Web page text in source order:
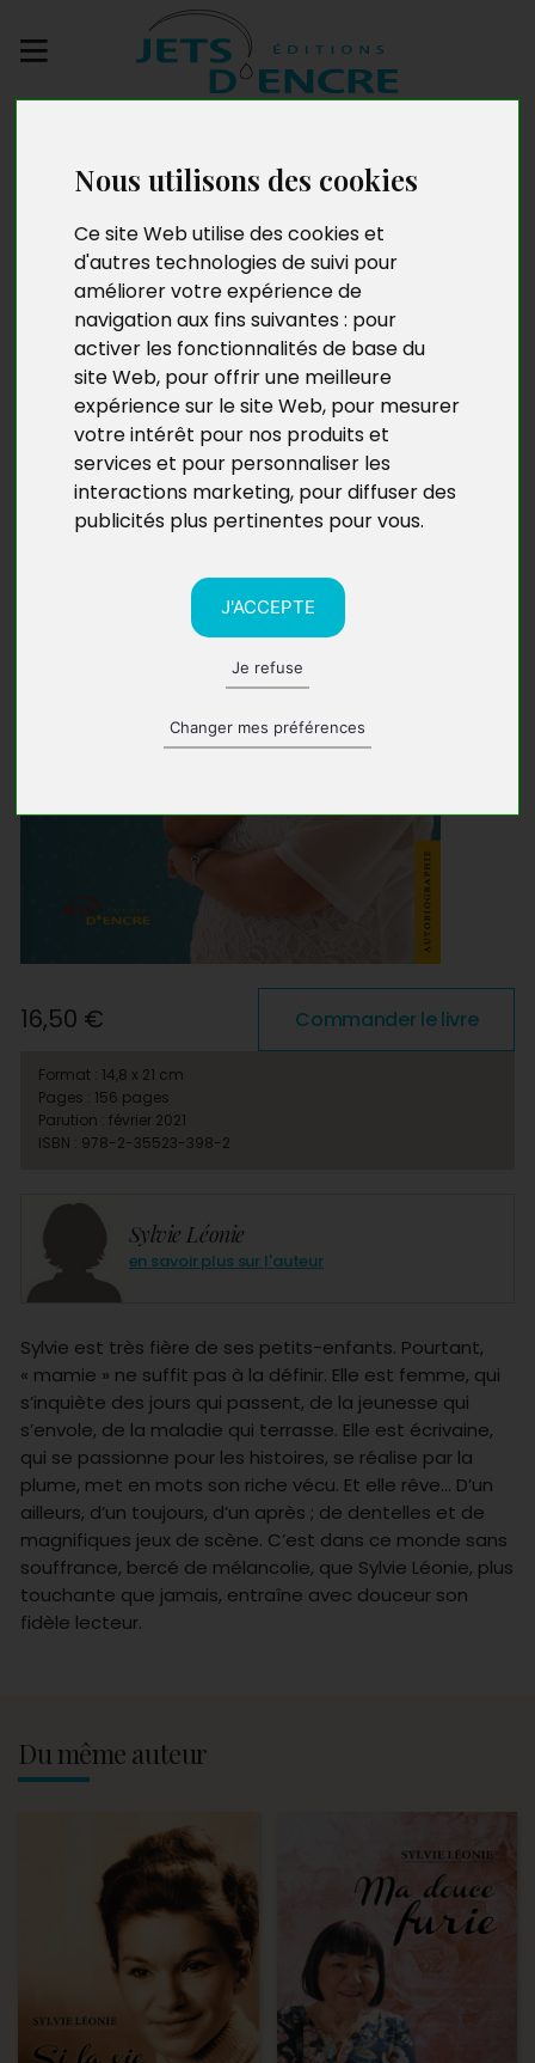
Nous utilisons des cookies
Ce site Web utilise des cookies et
d'autres technologies de suivi pour
améliorer votre expérience de
navigation aux fins suivantes : pour
activer les fonctionnalités de base du
site Web, pour offrir une meilleure
expérience sur le site Web, pour mesurer
votre intérêt pour nos produits et
services et pour personnaliser les
interactions marketing, pour diffuser des
publicités plus pertinentes pour vous.
J'ACCEPTE
Je refuse
Changer mes préférences
Dentelles et jeux de
scène
Sylvie Léonie
en savoir plus sur l'auteur
Sylvie est très fière de ses petits-enfants. Pourtant,
« mamie » ne suffit pas à la définir. Elle est femme, qui
s’inquiète des jours qui passent, de la jeunesse qui
s’envole, de la maladie qui terrasse. Elle est écrivaine,
qui se passionne pour les histoires, se réalise par la
plume, met en mots son riche vécu. Et elle rêve… D’un
ailleurs, d’un toujours, d’un après ; de dentelles et de
magnifiques jeux de scène. C’est dans ce monde sans
souffrance, bercé de mélancolie, que Sylvie Léonie, plus
touchante que jamais, entraîne avec douceur son
fidèle lecteur.
16,50 € Commander le livre
Format : 14,8 x 21 cm
Pages : 156 pages
Parution : février 2021
ISBN : 978-2-35523-398-2
Du même auteur